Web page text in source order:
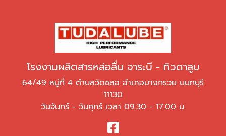
โรงงานผลิตสารหล่อลื่น จาระบี - ทิวดาลูบ
64/49 หมู่ที่ 4 ตำบลวัดชลอ อำเภอบางกรวย นนทบุรี
11130
วันจันทร์ - วันศุกร์ เวลา 09.30 - 17.00 น.